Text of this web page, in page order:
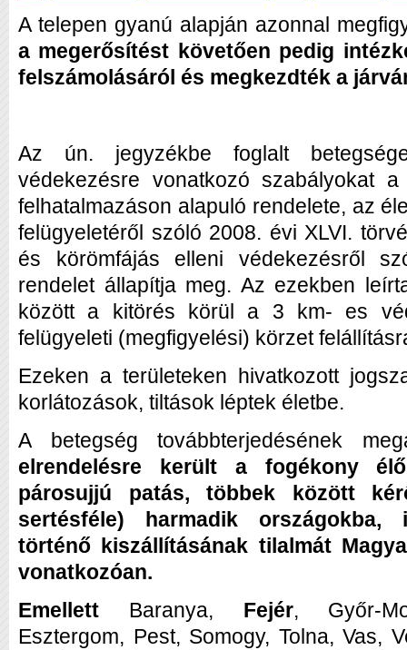
A telepen gyanú alapján azonnal
a megerősítést követően pedig
felszámolásáról és megkezdték a
Az ún. jegyzékbe foglalt
védekezésre vonatkozó szabályokat
felhatalmazáson alapuló rendelete, az
felügyeletéről szóló 2008. évi XLVI.
és körömfájás elleni védekezésről
rendelet állapítja meg. Az ezekben
között a kitörés körül a 3 km- es
felügyeleti (megfigyelési) körzet
Ezeken a területeken hivatkozott
korlátozások, tiltások léptek életbe.
A betegség továbbterjedésének
elrendelésre került a fogékony
párosujjú patás, többek között
sertésféle) harmadik országokba,
történő kiszállításának tilalmát
vonatkozóan.
Emellett Baranya, Fejér, Győr-
Esztergom, Pest, Somogy, Tolna, Vas,